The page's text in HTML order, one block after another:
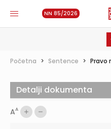
NN 85/2026
Početna > Sentence > Pravo
AA
Detalji dokumenta